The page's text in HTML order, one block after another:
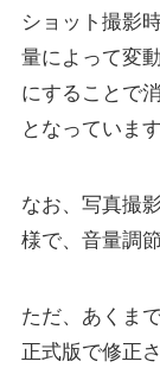
ショット撮影
量によって変
にすることで
となっています
なお、写真撮
様で、音量調
ただ、あくま
正式版で修正